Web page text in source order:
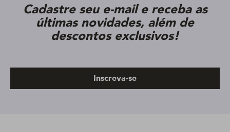
Cadastre seu e-mail e receba as
últimas novidades, além de
descontos exclusivos!
Inscreva-se